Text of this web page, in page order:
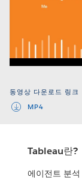
동영상 다운로드 링크
MP4
Tableau란?
에이전트 분석